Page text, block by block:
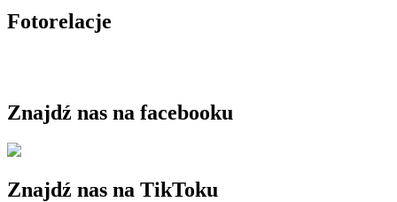
Fotorelacje
Znajdź nas na facebooku
Znajdź nas na TikToku